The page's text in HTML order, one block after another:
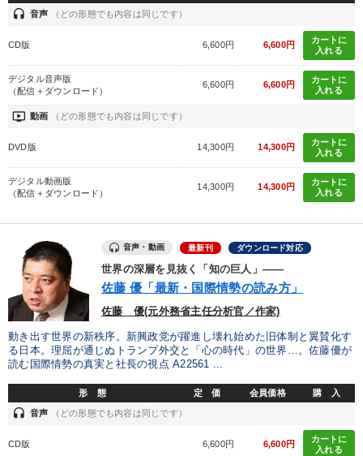
headset 音声 （どの形態でも内容は同じです）
CD版 6,600円 6,600円
カートに
入れる
デジタル音声版
（配信＋ダウンロード）
6,600円 6,600円
カートに
入れる
ondemand_video 動画 （どの形態でも内容は同じです）
DVD版 14,300円 14,300円
カートに
入れる
デジタル動画版
（配信＋ダウンロード）
14,300円 14,300円
カートに
入れる
音声・動画 最新刊 ダウンロード対応
世界の深層を見抜く「知の巨人」――
佐藤 優「最新・国際情勢の読み方」
佐藤 優(元外務省主任分析官／作家)
動き出す世界の新秩序。新興政党が躍進し壊れ始めた旧体制と翼賛化す
る日本。理屈が通じぬトランプ外交と「心の時代」の世界…。佐藤優が
読む国際情勢の真実と社長の視点 A22561 ...
形 態 定 価 会員価格 購 入
headset 音声 （どの形態でも内容は同じです）
CD版 6,600円 6,600円
カートに
入れる